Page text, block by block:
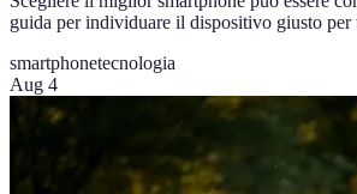
guida per individuare il dispositivo giusto per
smartphonetecnologia
Aug 4